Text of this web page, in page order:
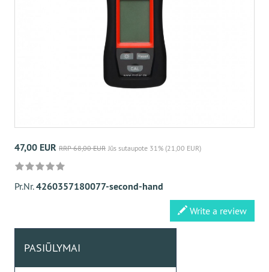
47,00 EUR RRP 68,00 EUR Jūs sutaupote 31% (21,00 EUR)
Pr.Nr.4260357180077-second-hand
Write a review
PASIŪLYMAI